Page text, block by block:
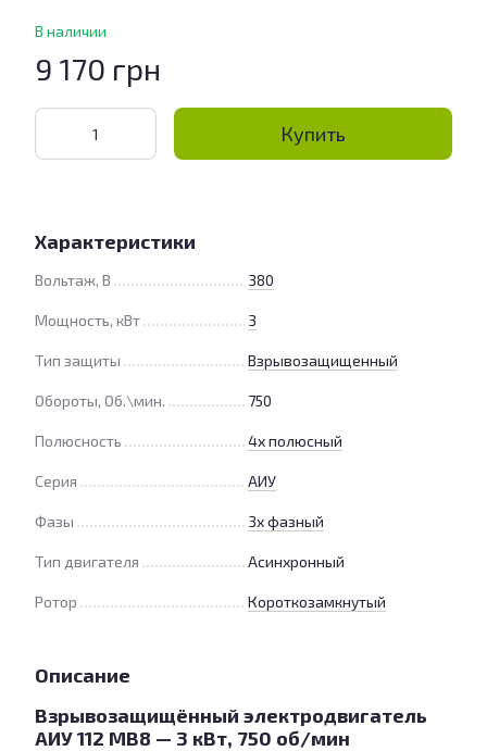
В наличии
9 170 грн
Купить
Характеристики
Вольтаж, В 380
Мощность, кВт 3
Тип защиты Взрывозащищенный
Обороты, Об.\мин. 750
Полюсность 4х полюсный
Серия АИУ
Фазы 3х фазный
Тип двигателя Асинхронный
Ротор Короткозамкнутый
Описание
Взрывозащищённый электродвигатель
АИУ 112 МВ8 — 3 кВт, 750 об/мин